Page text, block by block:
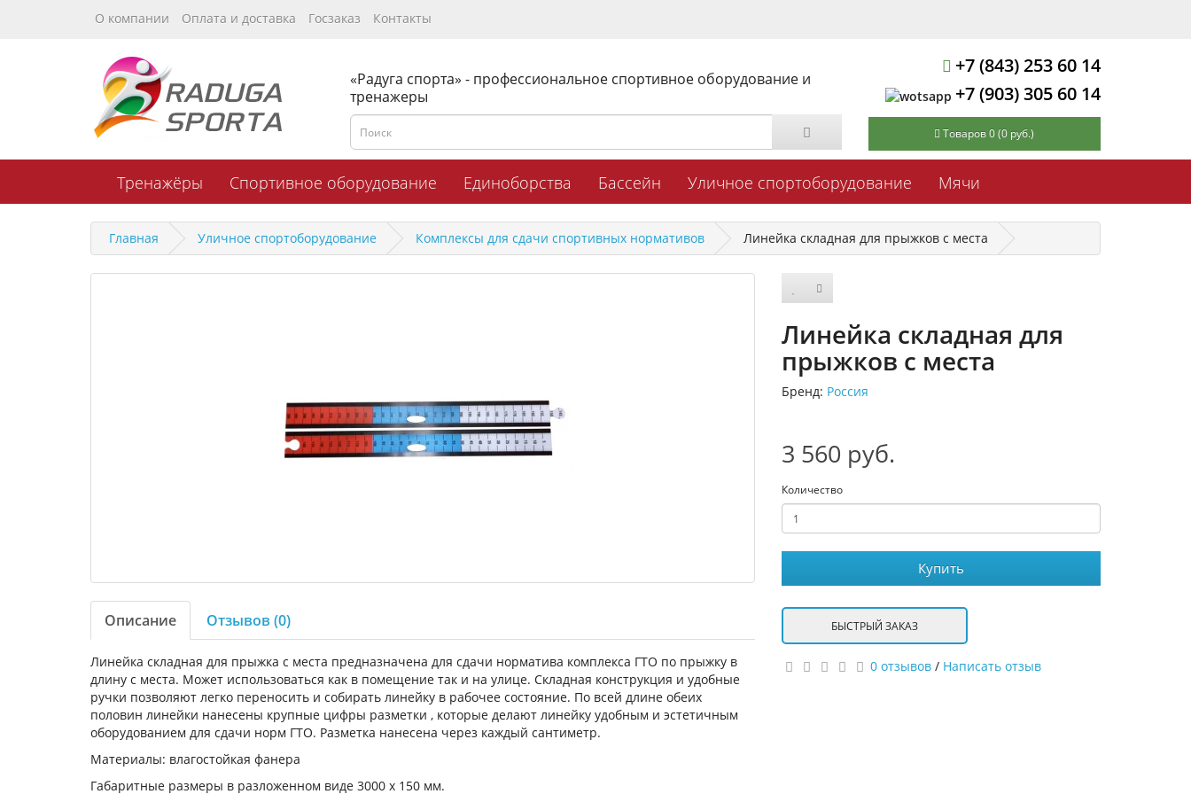
О компании Оплата и доставка Госзаказ Контакты
«Радуга спорта» - профессиональное спортивное оборудование и
тренажеры
+7 (843) 253 60 14
+7 (903) 305 60 14
Товаров 0 (0 руб.)
Тренажёры Спортивное оборудование Единоборства Бассейн Уличное спортоборудование Мячи
Главная Уличное спортоборудование Комплексы для сдачи спортивных нормативов Линейка складная для прыжков с места
Описание Отзывов (0)
Линейка складная для прыжка с места предназначена для сдачи норматива комплекса ГТО по прыжку в
длину с места. Может использоваться как в помещение так и на улице. Складная конструкция и удобные
ручки позволяют легко переносить и собирать линейку в рабочее состояние. По всей длине обеих
половин линейки нанесены крупные цифры разметки , которые делают линейку удобным и эстетичным
оборудованием для сдачи норм ГТО. Разметка нанесена через каждый сантиметр.
Материалы: влагостойкая фанера
Габаритные размеры в разложенном виде 3000 х 150 мм.
Линейка складная для
прыжков с места
Бренд: Россия
3 560 руб.
Количество
Купить
БЫСТРЫЙ ЗАКАЗ
0 отзывов / Написать отзыв